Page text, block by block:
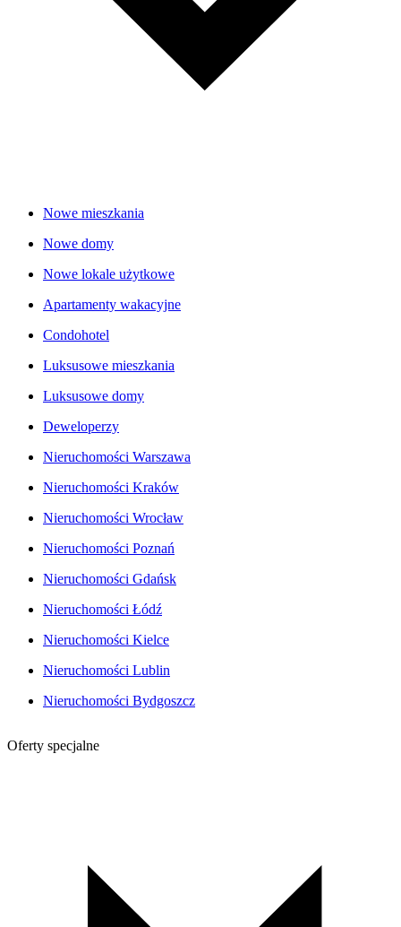
Nowe mieszkania
Nowe domy
Nowe lokale użytkowe
Apartamenty wakacyjne
Condohotel
Luksusowe mieszkania
Luksusowe domy
Deweloperzy
Nieruchomości Warszawa
Nieruchomości Kraków
Nieruchomości Wrocław
Nieruchomości Poznań
Nieruchomości Gdańsk
Nieruchomości Łódź
Nieruchomości Kielce
Nieruchomości Lublin
Nieruchomości Bydgoszcz
Oferty specjalne